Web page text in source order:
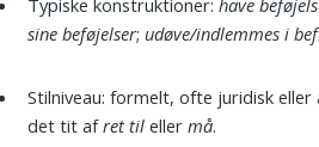
sine beføjelser;udøve/indlemmes i
Stilniveau: formelt, ofte juridisk
det tit afret til ellermå.